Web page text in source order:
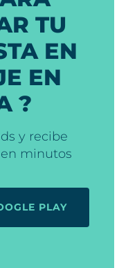
TU
EN
EN
?
y recibe
minutos
PLAY